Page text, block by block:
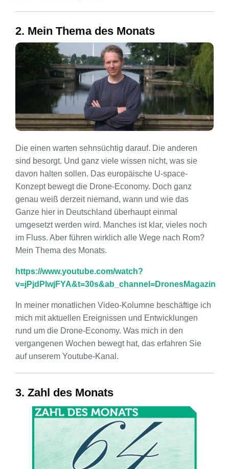
2. Mein Thema des Monats
Die einen warten sehnsüchtig darauf. Die anderen
sind besorgt. Und ganz viele wissen nicht, was sie
davon halten sollen. Das europäische U-space-
Konzept bewegt die Drone-Economy. Doch ganz
genau weiß derzeit niemand, wann und wie das
Ganze hier in Deutschland überhaupt einmal
umgesetzt werden wird. Manches ist klar, vieles noch
im Fluss. Aber führen wirklich alle Wege nach Rom?
Mein Thema des Monats.
https://www.youtube.com/watch?
v=jPjdPlwjFYA&t=30s&ab_channel=DronesMagazin
In meiner monatlichen Video-Kolumne beschäftige ich
mich mit aktuellen Ereignissen und Entwicklungen
rund um die Drone-Economy. Was mich in den
vergangenen Wochen bewegt hat, das erfahren Sie
auf unserem Youtube-Kanal.
3. Zahl des Monats